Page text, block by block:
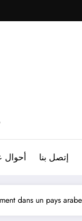
إتصل بنا أحوال
dans un pays arabe